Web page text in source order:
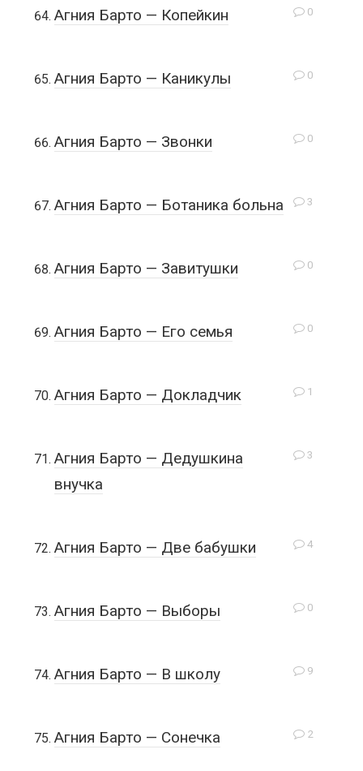
0
Агния Барто — Копейкин
0
Агния Барто — Каникулы
0
Агния Барто — Звонки
3
Агния Барто — Ботаника больна
0
Агния Барто — Завитушки
0
Агния Барто — Его семья
1
Агния Барто — Докладчик
3
Агния Барто — Дедушкина
внучка
4
Агния Барто — Две бабушки
0
Агния Барто — Выборы
9
Агния Барто — В школу
2
Агния Барто — Сонечка